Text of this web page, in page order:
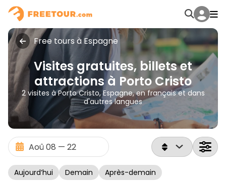
Free tours à Espagne
Visites gratuites, billets et
attractions à Porto Cristo
2 visites à Porto Cristo, Espagne, en français et dans
d'autres langues
Aujourd’hui Demain Après-demain